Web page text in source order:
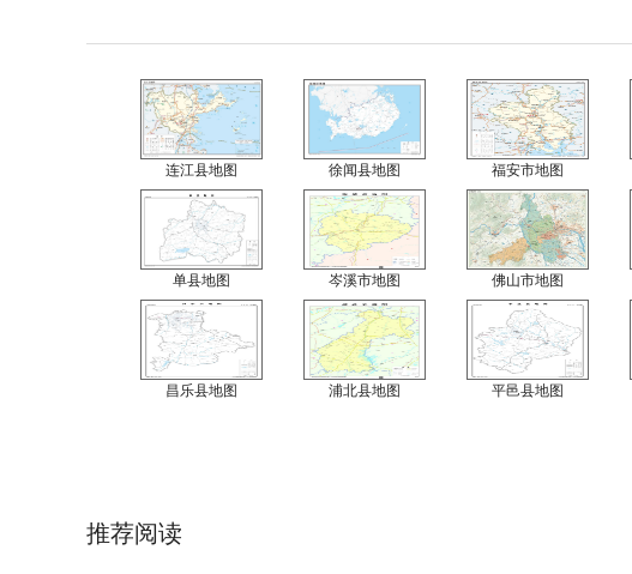
连江县地图 徐闻县地图 福安市地图
单县地图 岑溪市地图 佛山市地图
昌乐县地图 浦北县地图 平邑县地图
推荐阅读